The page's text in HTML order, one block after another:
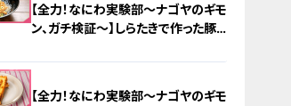
【全力！なにわ実験部～ナゴヤのギモ
ン、ガチ検証～】しらたきで作った豚
【全力！なにわ実験部～ナゴヤのギモ